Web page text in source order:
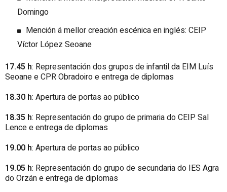
Domingo
Mención á mellor creación escénica en inglés: CEIP
Víctor López Seoane
17.45 h: Representación dos grupos de infantil da EIM Luís
Seoane e CPR Obradoiro e entrega de diplomas
18.30 h: Apertura de portas ao público
18.35 h: Representación do grupo de primaria do CEIP Sal
Lence e entrega de diplomas
19.00 h: Apertura de portas ao público
19.05 h: Representación do grupo de secundaria do IES Agra
do Orzán e entrega de diplomas